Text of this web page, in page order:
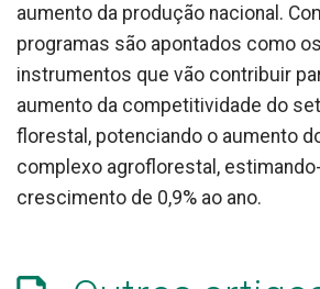
aumento da produção nacional.
programas são apontados como
instrumentos que vão contribuir
aumento da competitividade do
florestal, potenciando o aumento
complexo agroflorestal,
crescimento de 0,9% ao ano.